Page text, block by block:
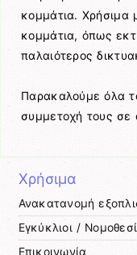
κομμάτια. Χρήσιμα
κομμάτια, όπως
παλαιότερος
Παρακαλούμε όλα
συμμετοχή τους σε
Χρήσιμα
Ανακατανομή
Εγκύκλιοι /
Επικοινωνία